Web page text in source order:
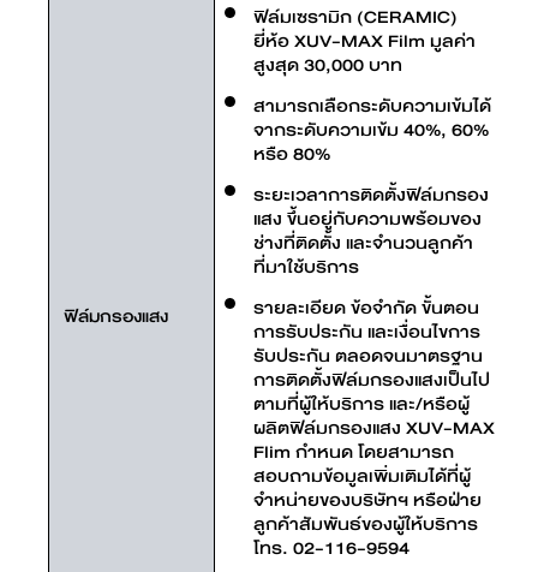
ฟิล์มกรองแสง
ฟิล์มเซรามิก (CERAMIC)
ยี่ห้อ XUV-MAX Film มูลค่า
สูงสุด 30,000 บาท
สามารถเลือกระดับความเข้มได้
จากระดับความเข้ม 40%, 60%
หรือ 80%
ระยะเวลาการติดตั้งฟิล์มกรอง
แสง ขึ้นอยู่กับความพร้อมของ
ช่างที่ติดตั้ง และจำนวนลูกค้า
ที่มาใช้บริการ
รายละเอียด ข้อจำกัด ขั้นตอน
การรับประกัน และเงื่อนไขการ
รับประกัน ตลอดจนมาตรฐาน
การติดตั้งฟิล์มกรองแสงเป็นไป
ตามที่ผู้ให้บริการ และ/หรือผู้
ผลิตฟิล์มกรองแสง XUV-MAX
Flim กำหนด โดยสามารถ
สอบถามข้อมูลเพิ่มเติมได้ที่ผู้
จำหน่ายของบริษัทฯ หรือฝ่าย
ลูกค้าสัมพันธ์ของผู้ให้บริการ
โทร. 02-116-9594